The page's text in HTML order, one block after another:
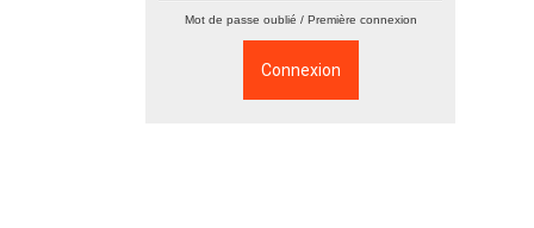
Mot de passe oublié / Première connexion